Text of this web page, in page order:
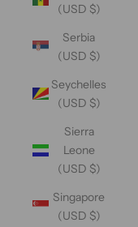
(USD $)
Serbia
(USD $)
Seychelles
(USD $)
Sierra
Leone
(USD $)
Singapore
(USD $)